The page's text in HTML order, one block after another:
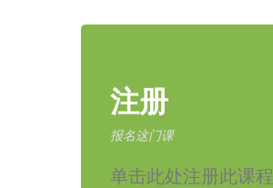
注册
报名这门课
单击此处注册此课程